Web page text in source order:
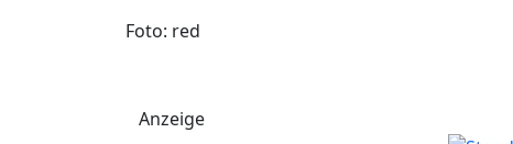
Foto: red
Anzeige